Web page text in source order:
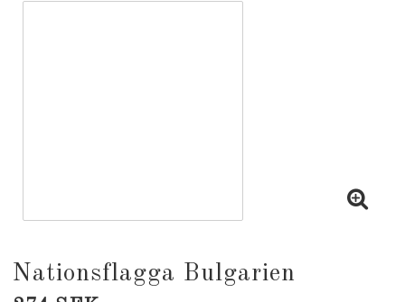
Nationsflagga Bulgarien